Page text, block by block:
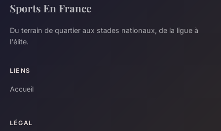
Sports En France
Du terrain de quartier aux stades nationaux, de la ligue à
l'élite.
LIENS
Accueil
LÉGAL